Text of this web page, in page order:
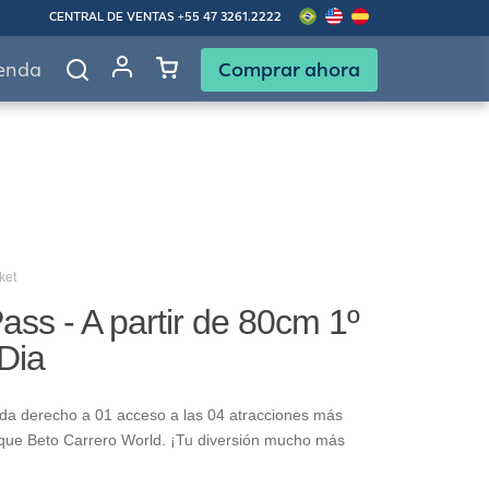
CENTRAL DE VENTAS +55 47 3261.2222
Comprar ahora
- A partir de 80cm 1º
derecho a 01 acceso a las 04 atracciones más
Beto Carrero World. ¡Tu diversión mucho más